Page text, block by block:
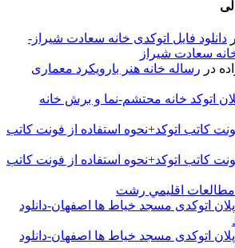
دانلود فایل اتوکدی خانه سعادت شیراز-
سعادت شیراز
در رساله خانه هنر بارویکرد معماری
اتوکد خانه محتشم-نما و برش خانه
کاتب اتوکد+نحوه استفاده از فونت کاتب
کاتب اتوکد+نحوه استفاده از فونت کاتب
مطالعات اقليمي رشت
پلان اتوکدی مسجد خیاط ها اصفهان-دانلود
پلان اتوکدی مسجد خیاط ها اصفهان-دانلود